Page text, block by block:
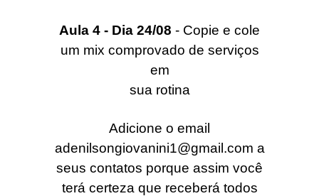
Aula 4 - Dia 24/08 - Copie e cole
um mix comprovado de serviços
em
sua rotina
Adicione o email
adenilsongiovanini1@gmail.com a
seus contatos porque assim você
terá certeza que receberá todos